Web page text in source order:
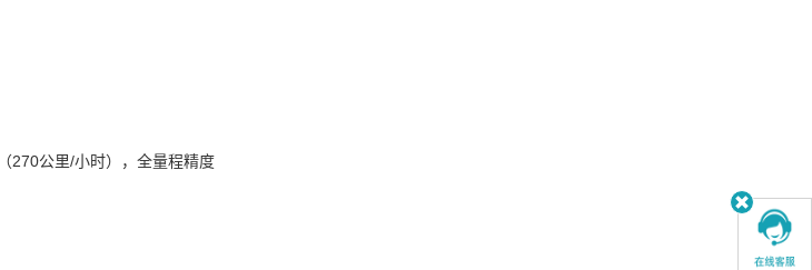
270公里/小时），全量程精度